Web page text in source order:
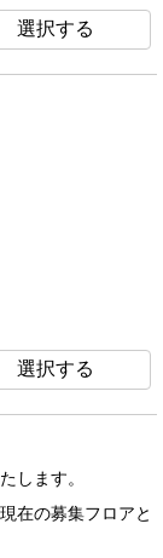
選択する
選択する
します。
在の募集フロアと